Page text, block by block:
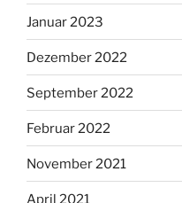
Januar 2023
Dezember 2022
September 2022
Februar 2022
November 2021
April 2021